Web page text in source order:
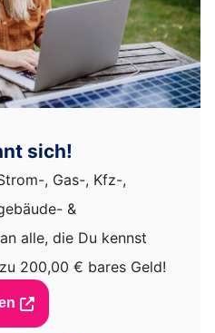
sich!
, Gas-, Kfz-,
&
alle, die Du kennst
200,00 € bares Geld!